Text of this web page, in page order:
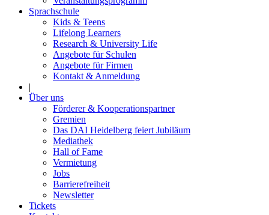
Sprachschule
Kids & Teens
Lifelong Learners
Research & University Life
Angebote für Schulen
Angebote für Firmen
Kontakt & Anmeldung
|
Über uns
Förderer & Kooperationspartner
Gremien
Das DAI Heidelberg feiert Jubiläum
Mediathek
Hall of Fame
Vermietung
Jobs
Barrierefreiheit
Newsletter
Tickets